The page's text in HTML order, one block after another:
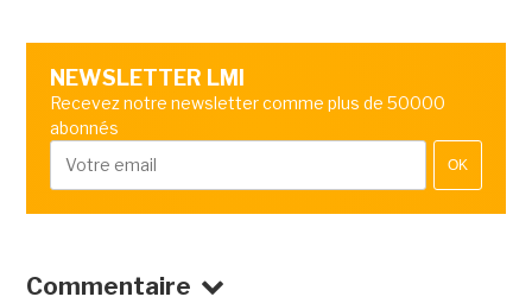
NEWSLETTER LMI
Recevez notre newsletter comme plus de 50000
abonnés
OK
Commentaire